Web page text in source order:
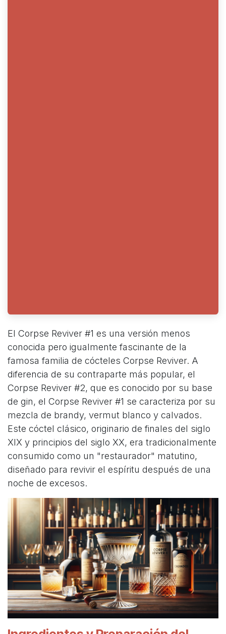
El Corpse Reviver #1 es una versión menos
conocida pero igualmente fascinante de la
famosa familia de cócteles Corpse Reviver. A
diferencia de su contraparte más popular, el
Corpse Reviver #2, que es conocido por su base
de gin, el Corpse Reviver #1 se caracteriza por su
mezcla de brandy, vermut blanco y calvados.
Este cóctel clásico, originario de finales del siglo
XIX y principios del siglo XX, era tradicionalmente
consumido como un "restaurador" matutino,
diseñado para revivir el espíritu después de una
noche de excesos.